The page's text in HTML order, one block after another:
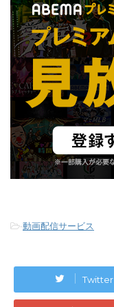
-動画配信サービス
Twitter